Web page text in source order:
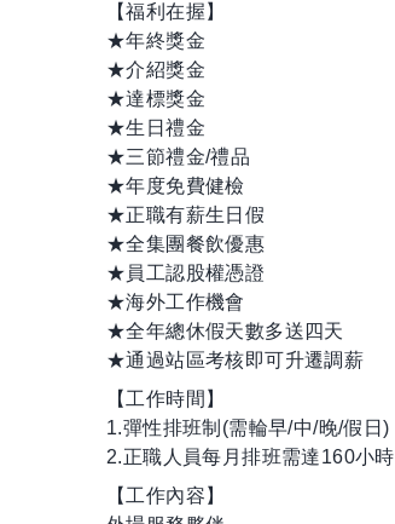
【福利在握】
★年終獎金
★介紹獎金
★達標獎金
★生日禮金
★三節禮金/禮品
★年度免費健檢
★正職有薪生日假
★全集團餐飲優惠
★員工認股權憑證
★海外工作機會
★全年總休假天數多送四天
★通過站區考核即可升遷調薪
【工作時間】
1.彈性排班制(需輪早/中/晚/假日)
2.正職人員每月排班需達160小時
【工作內容】